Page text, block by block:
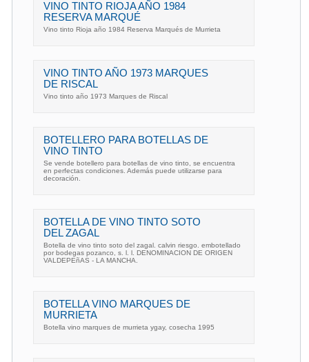
VINO TINTO RIOJA AÑO 1984
RESERVA MARQUÉ
Vino tinto Rioja año 1984 Reserva Marqués de Murrieta
VINO TINTO AÑO 1973 MARQUES
DE RISCAL
Vino tinto año 1973 Marques de Riscal
BOTELLERO PARA BOTELLAS DE
VINO TINTO
Se vende botellero para botellas de vino tinto, se encuentra
en perfectas condiciones. Además puede utilizarse para
decoración.
BOTELLA DE VINO TINTO SOTO
DEL ZAGAL
Botella de vino tinto soto del zagal. calvin riesgo. embotellado
por bodegas pozanco, s. l. l. DENOMINACION DE ORIGEN
VALDEPEñAS - LA MANCHA.
BOTELLA VINO MARQUES DE
MURRIETA
Botella vino marques de murrieta ygay, cosecha 1995